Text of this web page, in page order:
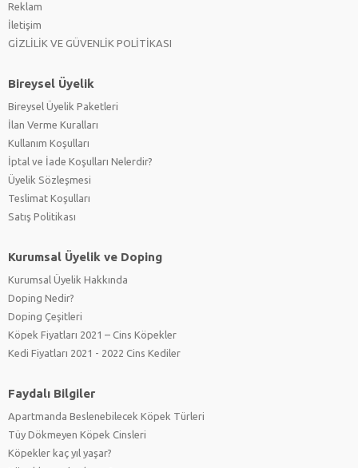
Reklam
İletişim
GİZLİLİK VE GÜVENLİK POLİTİKASI
Bireysel Üyelik
Bireysel Üyelik Paketleri
İlan Verme Kuralları
Kullanım Koşulları
İptal ve İade Koşulları Nelerdir?
Üyelik Sözleşmesi
Teslimat Koşulları
Satış Politikası
Kurumsal Üyelik ve Doping
Kurumsal Üyelik Hakkında
Doping Nedir?
Doping Çeşitleri
Köpek Fiyatları 2021 – Cins Köpekler
Kedi Fiyatları 2021 - 2022 Cins Kediler
Faydalı Bilgiler
Apartmanda Beslenebilecek Köpek Türleri
Tüy Dökmeyen Köpek Cinsleri
Köpekler kaç yıl yaşar?